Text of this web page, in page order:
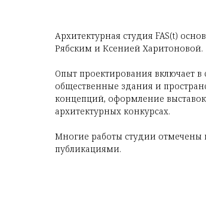
Архитектурная студия FAS(t)
Рябским и Ксенией Харитоновой.
Опыт проектирования включает
общественные здания и
концепций, оформление
архитектурных конкурсах.
Многие работы студии
публикациями.